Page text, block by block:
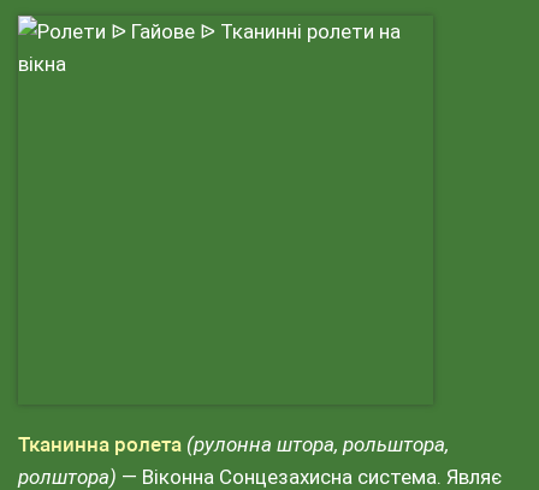
Тканинна ролета (рулонна штора, рольштора,
ролштора) — Віконна Сонцезахисна система. Являє